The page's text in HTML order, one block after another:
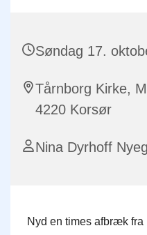
Søndag 17.
Tårnborg Kirke,
4220 Korsør
Nina Dyrhoff
Nyd en times afbræk